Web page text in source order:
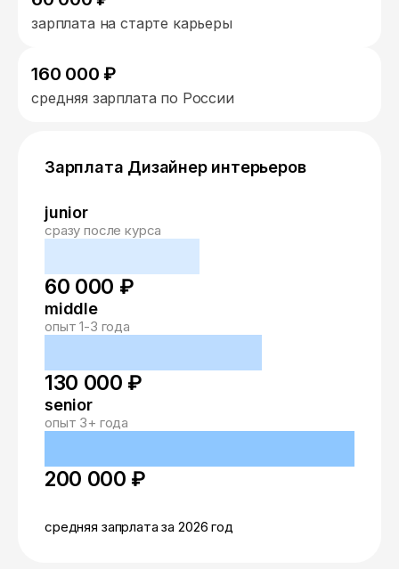
зарплата на старте карьеры
160 000 ₽
средняя зарплата по России
Зарплата Дизайнер интерьеров
junior
сразу после курса
60 000 ₽
middle
опыт 1-3 года
130 000 ₽
senior
опыт 3+ года
200 000 ₽
средняя запрлата за 2026 год